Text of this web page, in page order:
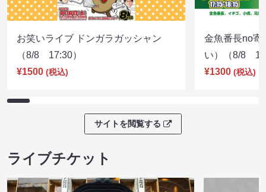
お笑いライブ ドンガラガッシャン
（8/8 17:30）
¥1500 (税込)
金魚番長no寄
い）（8/8
¥1300 (税込)
サイトを閲覧する
ライブチケット